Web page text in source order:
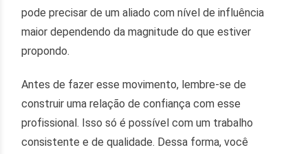
pode precisar de um aliado com nível de influência
maior dependendo da magnitude do que estiver
propondo.
Antes de fazer esse movimento, lembre-se de
construir uma relação de confiança com esse
profissional. Isso só é possível com um trabalho
consistente e de qualidade. Dessa forma, você